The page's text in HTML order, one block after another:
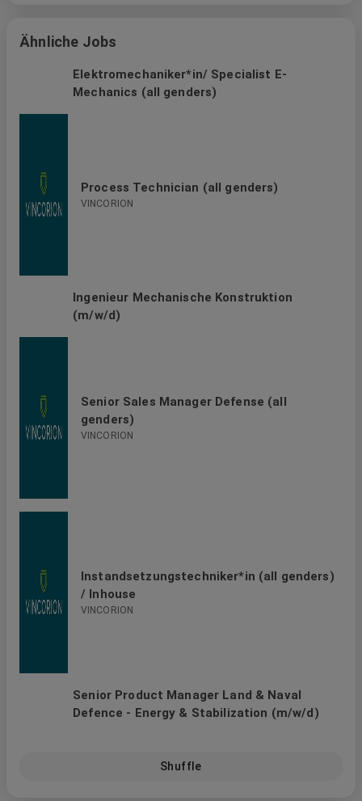
Ähnliche Jobs
Elektromechaniker*in/ Specialist E-
Mechanics (all genders)
Process Technician (all genders)
VINCORION
Ingenieur Mechanische Konstruktion
(m/w/d)
Senior Sales Manager Defense (all
genders)
VINCORION
Instandsetzungstechniker*in (all genders)
/ Inhouse
VINCORION
Senior Product Manager Land & Naval
Defence - Energy & Stabilization (m/w/d)
Shuffle